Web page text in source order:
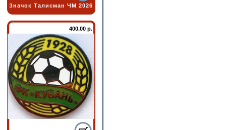
Значок Талисман ЧМ 2026
400.00 р.